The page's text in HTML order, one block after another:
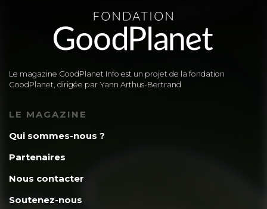
Le magazine GoodPlanet Info est un projet de la fondation
GoodPlanet, dirigée par Yann Arthus-Bertrand
LE MAGAZINE
Qui sommes-nous ?
Partenaires
Nous contacter
Soutenez-nous